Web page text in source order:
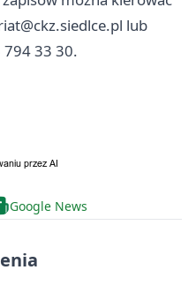
lub
33 30.
Google News